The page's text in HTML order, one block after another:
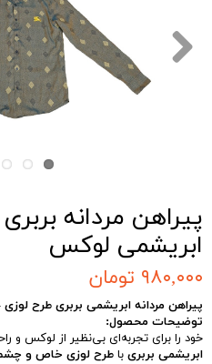
پیراهن مردانه
ابریشمی لوکس
۹۸۰,۰۰۰ تومان
پیراهن مردانه ابریشمی بربری طرح
توضیحات محصول:
خود را برای تجربه‌ای بی‌نظیر از لوکس و
ابریشمی بربری باطرح لوزی خاص و